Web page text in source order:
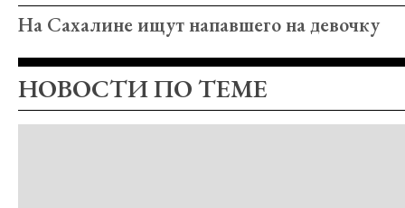
На Сахалине ищут напавшего на девочку
НОВОСТИ ПО ТЕМЕ